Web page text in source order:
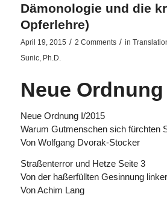
Dämonologie und die
Opferlehre)
April 19, 2015 / 2 Comments / in
Sunic, Ph.D.
Neue Ordnung
Neue Ordnung I/2015
Warum Gutmenschen sich fürchten
Von Wolfgang Dvorak-Stocker
Straßenterror und Hetze Seite 3
Von der haßerfüllten Gesinnung
Von Achim Lang